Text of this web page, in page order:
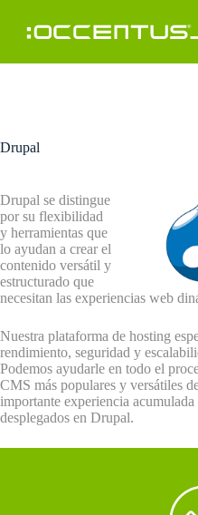
contenido
Drupal
Drupal se distingue
por su flexibilidad
y herramientas que
lo ayudan a crear el
contenido versátil y
estructurado que
necesitan las experiencias web
Nuestra plataforma de hosting
rendimiento, seguridad y
Podemos ayudarle en todo el
CMS más populares y versátiles
importante experiencia
desplegados en Drupal.